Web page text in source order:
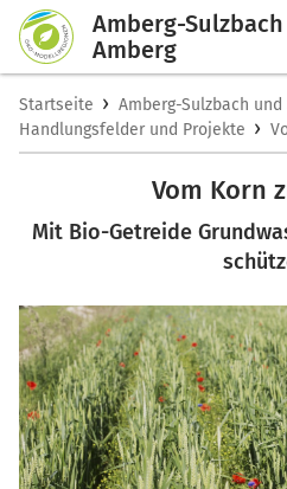
Amberg-
Amberg
Startseite › Amberg-Sulzbach
Handlungsfelder und Projekte ›
Vom Korn
Mit Bio-Getreide